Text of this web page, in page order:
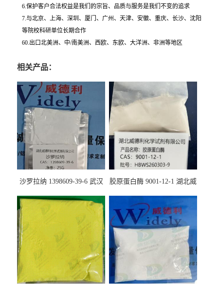
6.保护客户合法权益是我们的宗旨、品质与服务是我们不变的追求
7.与北京、上海、深圳、厦门、广州、天津、安徽、重庆、长沙、沈阳
等院校科研单位长期合作
60.出口北美洲、中/南美洲、西欧、东欧、大洋洲、非洲等地区
相关产品：
沙罗拉纳 1398609-39-6 武汉
胶原蛋白酶 9001-12-1 湖北威